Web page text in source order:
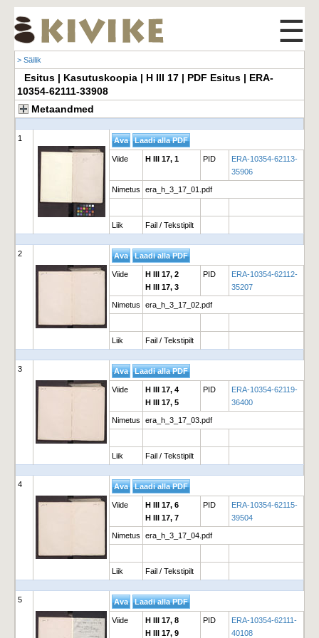
☰
> Säilik
Esitus | Kasutuskoopia | H III 17 | PDF Esitus | ERA-
10354-62111-33908
Metaandmed
1
Viide H III 17, 1 PID
ERA-10354-62113-
35906
Nimetus era_h_3_17_01.pdf
Liik Fail / Tekstipilt
2
Viide
H III 17, 2
H III 17, 3
PID
ERA-10354-62112-
35207
Nimetus era_h_3_17_02.pdf
Liik Fail / Tekstipilt
3
Viide
H III 17, 4
H III 17, 5
PID
ERA-10354-62119-
36400
Nimetus era_h_3_17_03.pdf
Liik Fail / Tekstipilt
4
Viide
H III 17, 6
H III 17, 7
PID
ERA-10354-62115-
39504
Nimetus era_h_3_17_04.pdf
Liik Fail / Tekstipilt
5
Viide
H III 17, 8
H III 17, 9
PID
ERA-10354-62111-
40108